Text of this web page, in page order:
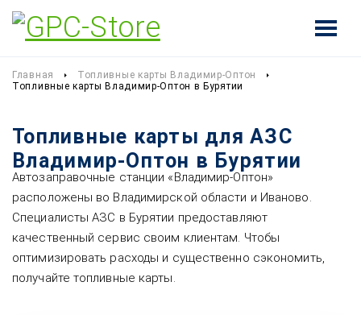
Главная
Топливные карты Владимир-Оптон
Топливные карты Владимир-Оптон в Бурятии
Топливные карты для АЗС
Владимир-Оптон в Бурятии
Автозаправочные станции «Владимир-Оптон»
расположены во Владимирской области и Иваново.
Специалисты АЗС в Бурятии предоставляют
качественный сервис своим клиентам. Чтобы
оптимизировать расходы и существенно сэкономить,
получайте топливные карты.